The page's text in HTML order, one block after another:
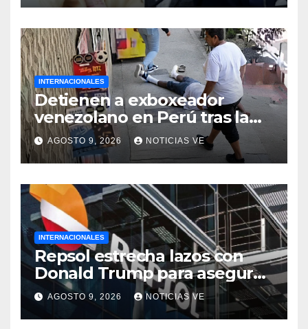
INTERNACIONALES
Detienen a exboxeador
venezolano en Perú tras la
muerte de mototaxista
durante una riña
AGOSTO 9, 2026 NOTICIAS VE
INTERNACIONALES
Repsol estrecha lazos con
Donald Trump para asegurar
negocios en Venezuela
AGOSTO 9, 2026 NOTICIAS VE